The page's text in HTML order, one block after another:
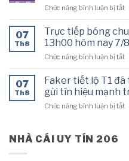
Chức năng bình luận bị tắtở
Trí
07
Th8
Trực tiếp bóng
13h00 hôm nay 7/8
Chức năng bình luận bị tắtở
07
Th8
Faker tiết lộ T1 đã
gửi tín hiệu mạnh
Chức năng bình luận bị tắtở
NHÀ CÁI UY TÍN 206